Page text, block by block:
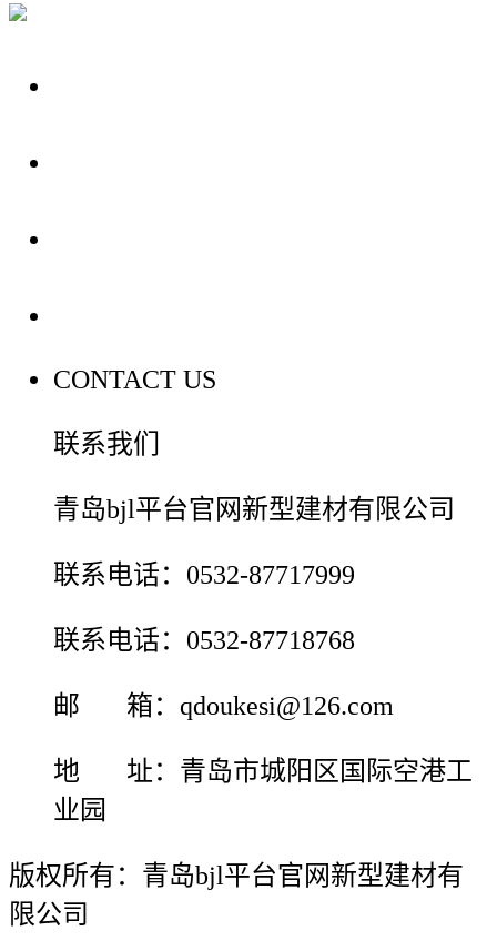
CONTACT US
联系我们
青岛bjl平台官网新型建材有限公司
联系电话：0532-87717999
联系电话：0532-87718768
邮 箱：qdoukesi@126.com
地 址：青岛市城阳区国际空港工
业园
版权所有：青岛bjl平台官网新型建材有
限公司